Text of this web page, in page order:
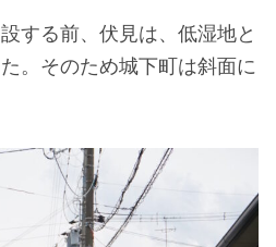
する前、伏見は、低湿地と
。そのため城下町は斜面に